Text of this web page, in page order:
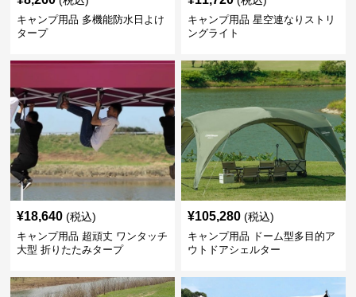
キャンプ用品 多機能防水日よけ
タープ
キャンプ用品 星空連なりストリ
ングライト
¥18,640 (税込)
キャンプ用品 超頑丈 ワンタッチ
大型 折りたたみタープ
¥105,280 (税込)
キャンプ用品 ドーム型多目的ア
ウトドアシェルター